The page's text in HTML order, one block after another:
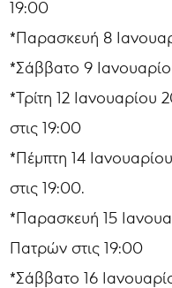
19:00
*Παρασκευή 8
*Σάββατο 9
*Τρίτη 12 Ιανουαρίου
στις 19:00
*Πέμπτη 14
στις 19:00.
*Παρασκευή 15
Πατρών στις 19:00
*Σάββατο 16